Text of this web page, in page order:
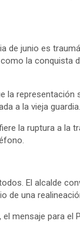
de junio es
la conquista
la
a la vieja guardia.
la ruptura a la
El alcalde
de una
mensaje para el